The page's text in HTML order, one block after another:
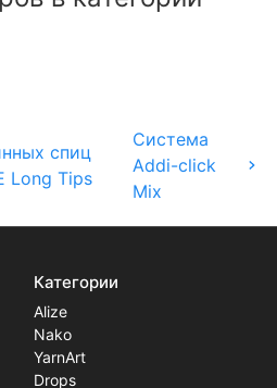
спиц
Long Tips
Система
Addi-click
Mix
Категории
Alize
Nako
YarnArt
Drops